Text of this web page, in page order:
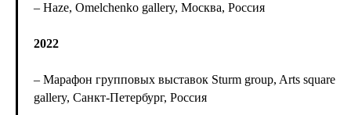
– Haze, Omelchenko gallery, Москва, Россия
2022
– Марафон групповых выставок Sturm group, Arts square
gallery, Санкт-Петербург, Россия